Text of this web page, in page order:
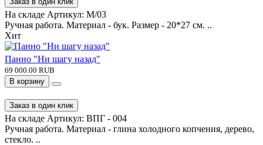
4 600.00 RUB
В корзину
Заказ в один клик
На складе Артикул:М/03
Ручная работа. Материал - бук. Размер - 20*27 см. ..
Хит
Панно "Ни шагу назад"
69 000.00 RUB
В корзину